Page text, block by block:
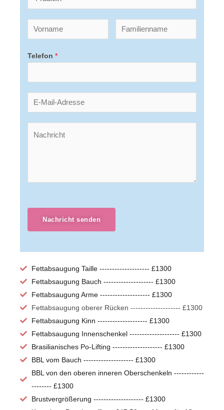
Telefon *
Nachricht senden
Fettabsaugung Taille -------------------- £1300
Fettabsaugung Bauch -------------------- £1300
Fettabsaugung Arme -------------------- £1300
Fettabsaugung oberer Rücken -------------------- £1300
Fettabsaugung Kinn -------------------- £1300
Fettabsaugung Innenschenkel -------------------- £1300
Brasilianisches Po-Lifting -------------------- £1300
BBL vom Bauch -------------------- £1300
BBL von den oberen inneren Oberschenkeln ------------
-------- £1300
Brustvergrößerung -------------------- £1300